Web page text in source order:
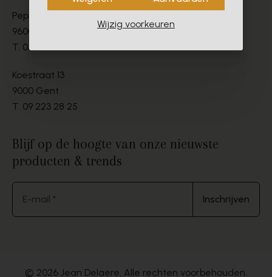
Peperstraat 9-11
9600 Ronse
T. 055 21 19 67
Koestraat 13
9000 Gent
T. 09 223 28 25
Blijf op de hoogte van onze nieuwste
producten & trends
E-mail * Inschrijven
© 2026 Jean Delaere. Alle rechten voorbehouden.
Wijzig voorkeuren